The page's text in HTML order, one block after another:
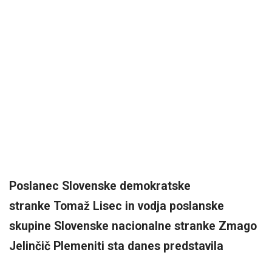
Poslanec Slovenske demokratske
stranke Tomaž Lisec in vodja poslanske
skupine Slovenske nacionalne stranke Zmago
Jelinčič Plemeniti sta danes predstavila